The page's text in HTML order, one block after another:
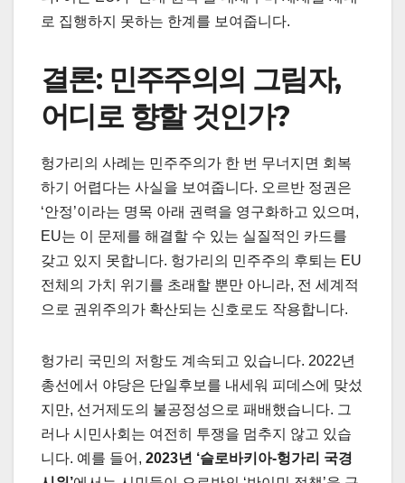
로 집행하지 못하는 한계를 보여줍니다.
결론: 민주주의의 그림자,
어디로 향할 것인가?
헝가리의 사례는 민주주의가 한 번 무너지면 회복
하기 어렵다는 사실을 보여줍니다. 오르반 정권은
‘안정’이라는 명목 아래 권력을 영구화하고 있으며,
EU는 이 문제를 해결할 수 있는 실질적인 카드를
갖고 있지 못합니다. 헝가리의 민주주의 후퇴는 EU
전체의 가치 위기를 초래할 뿐만 아니라, 전 세계적
으로 권위주의가 확산되는 신호로도 작용합니다.
헝가리 국민의 저항도 계속되고 있습니다. 2022년
총선에서 야당은 단일후보를 내세워 피데스에 맞섰
지만, 선거제도의 불공정성으로 패배했습니다. 그
러나 시민사회는 여전히 투쟁을 멈추지 않고 있습
니다. 예를 들어, 2023년 ‘슬로바키아-헝가리 국경